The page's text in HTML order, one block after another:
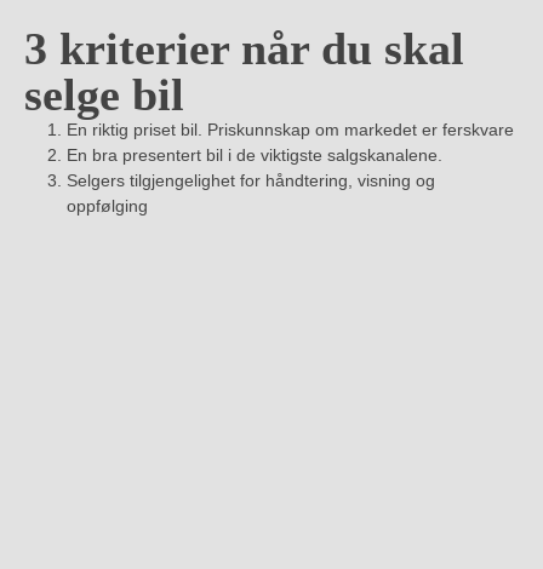
3 kriterier når du skal
selge bil
En riktig priset bil. Priskunnskap om markedet er ferskvare
En bra presentert bil i de viktigste salgskanalene.
Selgers tilgjengelighet for håndtering, visning og
oppfølging